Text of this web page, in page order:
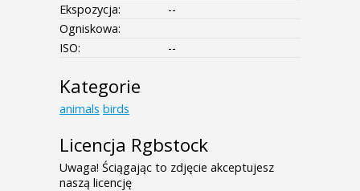
Ekspozycja:
--
Ogniskowa:
ISO:
--
Kategorie
animals birds
Licencja Rgbstock
Uwaga! Ściągając to zdjęcie akceptujesz
naszą licencję